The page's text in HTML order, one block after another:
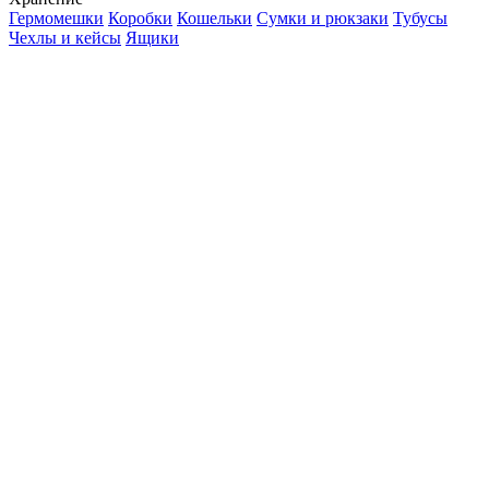
Гермомешки Коробки Кошельки Сумки и рюкзаки Тубусы
Чехлы и кейсы Ящики